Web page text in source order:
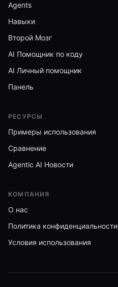
Agents
Навыки
Второй Мозг
AI Помощник по коду
AI Личный помощник
Панель
РЕСУРСЫ
Примеры использования
Сравнение
Agentic AI Новости
КОМПАНИЯ
О нас
Политика конфиденциальности
Условия использования